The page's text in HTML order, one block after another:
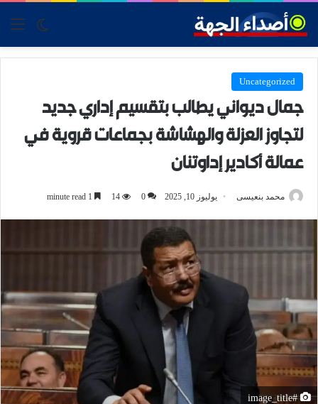
skin
Uncategorized
جمال ديواني يطالب بتقسيم إداري جديد
لتجاوز العزلة والهشاشة بجماعات قروية في
عمالة أكادير إداوتنان
محمد بنعيسى يوليوز 10, 2025 0
14
#image_title